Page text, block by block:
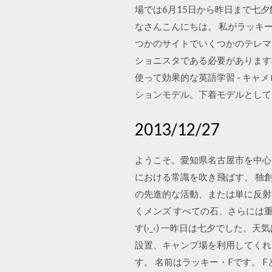
場では6月15日から昨日まで七
なさんこんにちは。 私がラッキ
つかのサイトでいくつかのテレ
ショニスタである必要がありま
使って効果的な英語学習 - キャ
ションモデル。下着モデルとし
2013/12/27
ようこそ。愛知県名古屋市を中
における常識を吹き飛ばす、 独
の先進的な活動、または単に反
くメンズ すべての石、さらには
す(›_‹) 一昨日は七夕でした。天
設置、キャンプ場を利用してく
す。 名前はラッキー・Fです。